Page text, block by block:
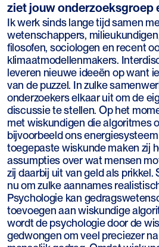
ziet jouw onderzoeksgroep
Ik werk sinds lange tijd samen
wetenschappers,
filosofen, sociologen en recent
klimaatmodellenmakers.
leveren nieuwe ideeën op want
van de puzzel. In zulke
onderzoekers elkaar uit om de
discussie te stellen. Op het
met wiskundigen die algoritmes
bijvoorbeeld ons
toegepaste wiskunde maken zij
assumpties over wat mensen
zij daarbij uit van geld als prikkel.
nu om zulke aannames
Psychologie kan
toevoegen aan wiskundige
wordt de psychologie door de
gedwongen om veel preciezer